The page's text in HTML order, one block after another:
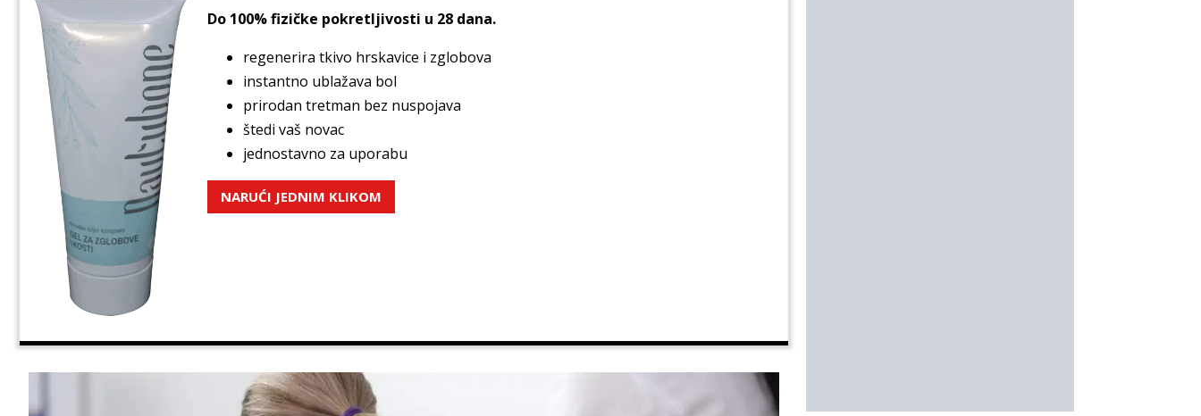
Do 100% fizičke pokretljivosti u 28 dana.
regenerira tkivo hrskavice i zglobova
instantno ublažava bol
prirodan tretman bez nuspojava
štedi vaš novac
jednostavno za uporabu
NARUĆI JEDNIM KLIKOM